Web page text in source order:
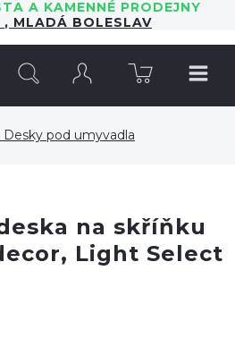
A KAMENNÉ PRODEJNY
, MLADÁ BOLESLAV
Desky pod umyvadla
na skříňku
Light Select